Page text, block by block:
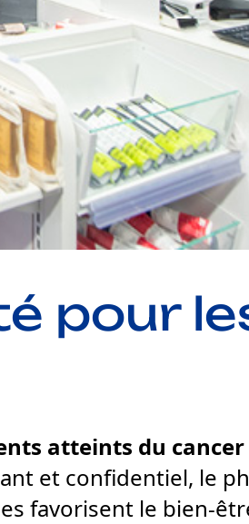
pour
atteints du cancer
et confidentiel, le
favorisent le bien-